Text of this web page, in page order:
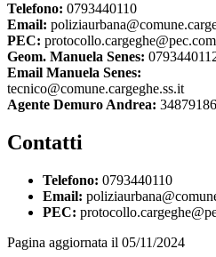
Telefono: 0793440110
Email:
PEC:
Geom. Manuela Senes:
Email Manuela Senes:
tecnico@comune.cargeghe.ss.it
Agente Demuro Andrea:
Contatti
Telefono: 0793440110
Email:
PEC:
Pagina aggiornata il 05/11/2024